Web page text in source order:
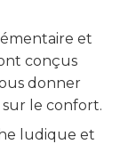
et
conçus
donner
le confort.
ludique et